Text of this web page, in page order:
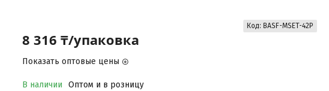
8 316 ₸/упаковка
Показать оптовые цены
В наличии Оптом и в розницу
Код: BASF-MSET-42P